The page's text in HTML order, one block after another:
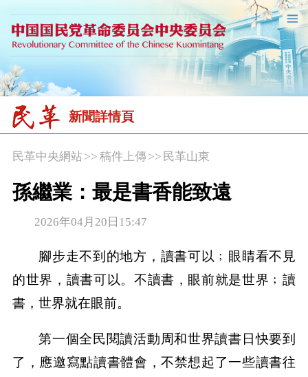
新聞詳情頁
民革中央網站>> 稿件上傳>> 民革山東
孫繼業：最是書香能致遠
2026年04月20日15:47
腳步走不到的地方，讀書可以﹔眼睛看不見
的世界，讀書可以。不讀書，眼前就是世界﹔讀
書，世界就在眼前。
第一個全民閱讀活動周和世界讀書日快要到
了，應邀寫點讀書體會，不禁想起了一些讀書往